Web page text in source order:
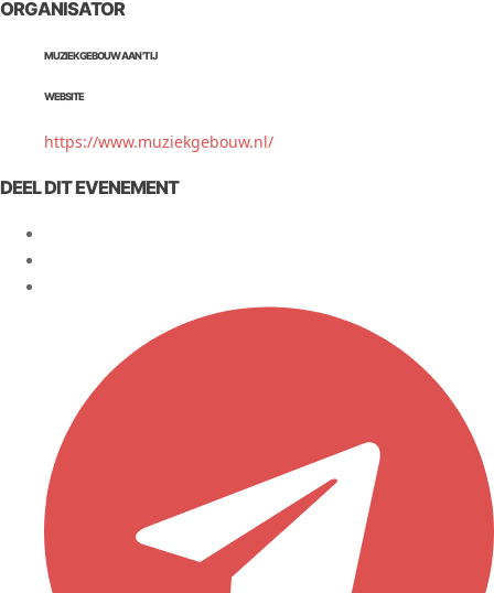
ORGANISATOR
MUZIEKGEBOUW AAN 'T IJ
WEBSITE
https://www.muziekgebouw.nl/
DEEL DIT EVENEMENT